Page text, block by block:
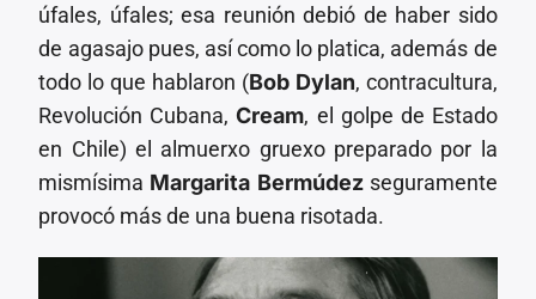
úfales, úfales; esa reunión debió de haber sido
de agasajo pues, así como lo platica, además de
todo lo que hablaron (Bob Dylan, contracultura,
Revolución Cubana, Cream, el golpe de Estado
en Chile) el almuerxo gruexo preparado por la
mismísima Margarita Bermúdezseguramente
provocó más de una buena risotada.